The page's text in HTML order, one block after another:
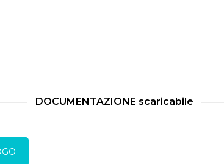
DOCUMENTAZIONE scaricabile